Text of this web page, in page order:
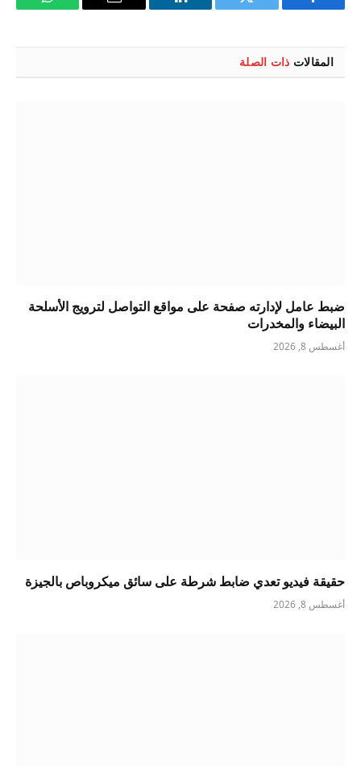
فيسبوك تويتر لينكدإن
البريد
واتساب
المقالات ذات الصلة
ضبط عامل لإدارته صفحة على مواقع التواصل لترويج الأسلحة
البيضاء والمخدرات
أغسطس 8, 2026
حقيقة فيديو تعدي ضابط شرطة على سائق ميكروباص بالجيزة
أغسطس 8, 2026